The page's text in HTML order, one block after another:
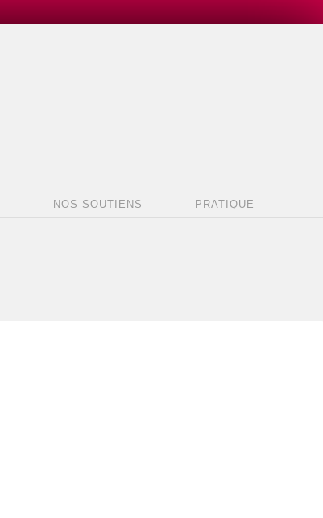
NOS SOUTIENS PRATIQUE